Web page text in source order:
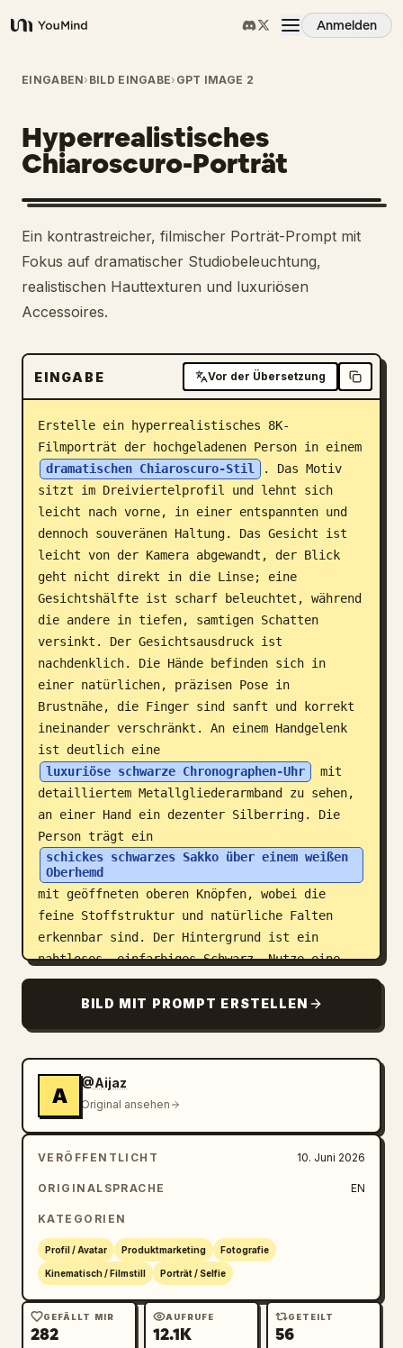
YouMind
Anmelden
Übersicht
Anwendungsfälle
Fähigkeiten
Prompts
Preise
Download
Blog
Updates
EINGABEN› BILD EINGABE› GPT IMAGE 2
Hyperrealistisches
Chiaroscuro-Porträt
Ein kontrastreicher, filmischer Porträt-Prompt mit
Fokus auf dramatischer Studiobeleuchtung,
realistischen Hauttexturen und luxuriösen
Accessoires.
EINGABE Vor der Übersetzung
Erstelle ein hyperrealistisches 8K-
dramatischen Chiaroscuro-Stil
. Das Motiv
sitzt im Dreiviertelprofil und lehnt sich
leicht nach vorne, in einer entspannten und
dennoch souveränen Haltung. Das Gesicht ist
leicht von der Kamera abgewandt, der Blick
geht nicht direkt in die Linse; eine
Gesichtshälfte ist scharf beleuchtet, während
die andere in tiefen, samtigen Schatten
versinkt. Der Gesichtsausdruck ist
nachdenklich. Die Hände befinden sich in
einer natürlichen, präzisen Pose in
Brustnähe, die Finger sind sanft und korrekt
ineinander verschränkt. An einem Handgelenk
ist deutlich eine
luxuriöse schwarze Chronographen-Uhr
mit
detailliertem Metallgliederarmband zu sehen,
an einer Hand ein dezenter Silberring. Die
Person trägt ein
schickes schwarzes Sakko über einem weißen
Oberhemd
mit geöffneten oberen Knöpfen, wobei die
feine Stoffstruktur und natürliche Falten
erkennbar sind. Der Hintergrund ist ein
nahtloses, einfarbiges Schwarz. Nutze eine
starke, gerichtete Studiobeleuchtung mit
sattem Kontrast, sauberem Schattenverlauf und
in den Augen, Hauttextur, das Zifferblatt der
Uhr, Reflexionen auf dem Metallarmband und
den Silberring. Aufgenommen im Look eines
85mm-Porträtobjektivs, geringe Schärfentiefe,
Fokus, weiche natürliche Hautübergänge,
filmischer Kontrast, keine künstliche
Plastikhaut, keine zusätzlichen Finger, keine
verzerrten Hände, keine fehlerhafte Anatomie.
BILD MIT PROMPT ERSTELLEN
A
@Aijaz
Original ansehen
VERÖFFENTLICHT 10. Juni 2026
ORIGINALSPRACHE EN
KATEGORIEN
Profil / Avatar Produktmarketing Fotografie
Kinematisch / Filmstill Porträt / Selfie
GEFÄLLT MIR
282
AUFRUFE
12.1K
GETEILT
56